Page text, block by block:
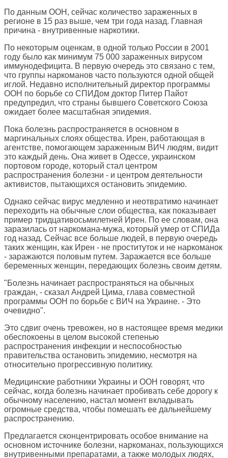
По данным ООН, сейчас количество зараженных в
регионе в 15 раз выше, чем три года назад. Главная
причина - внутривенные наркотики.
По некоторым оценкам, в одной только России в 2001
году было как минимум 75 000 зараженных вирусом
иммунодефицита. В первую очередь это связано с тем,
что группы наркоманов часто пользуются одной общей
иглой. Недавно исполнительный директор программы
ООН по борьбе со СПИДом доктор Питер Пайот
предупредил, что страны бывшего Советского Союза
ожидает более масштабная эпидемия.
Пока болезнь распространяется в основном в
маргинальных слоях общества. Ирен, работающая в
агентстве, помогающем зараженным ВИЧ людям, видит
это каждый день. Она живет в Одессе, украинском
портовом городе, который стал центром
распространения болезни - и центром деятельности
активистов, пытающихся остановить эпидемию.
Однако сейчас вирус медленно и неотвратимо начинает
переходить на обычные слои общества, как показывает
пример тридцативосьмилетней Ирен. По ее словам, она
заразилась от наркомана-мужа, который умер от СПИДа
год назад. Сейчас все больше людей, в первую очередь
таких женщин, как Ирен - не проституток и не наркоманок
- заражаются половым путем. Заражается все больше
беременных женщин, передающих болезнь своим детям.
"Болезнь начинает распространяться на обычных
граждан, - сказал Андрей Цима, глава совместной
программы ООН по борьбе с ВИЧ на Украине. - Это
очевидно".
Это сдвиг очень тревожен, но в настоящее время медики
обеспокоены в целом высокой степенью
распространения инфекции и неспособностью
правительства остановить эпидемию, несмотря на
относительно прогрессивную политику.
Медицинские работники Украины и ООН говорят, что
сейчас, когда болезнь начинает пробивать себе дорогу к
обычному населению, настал момент вкладывать
огромные средства, чтобы помешать ее дальнейшему
распространению.
Предлагается сконцентрировать особое внимание на
основном источнике болезни, наркоманах, пользующихся
внутривенными препаратами, а также молодых людях,